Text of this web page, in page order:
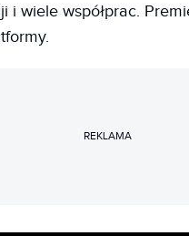
i wiele współprac.
REKLAMA